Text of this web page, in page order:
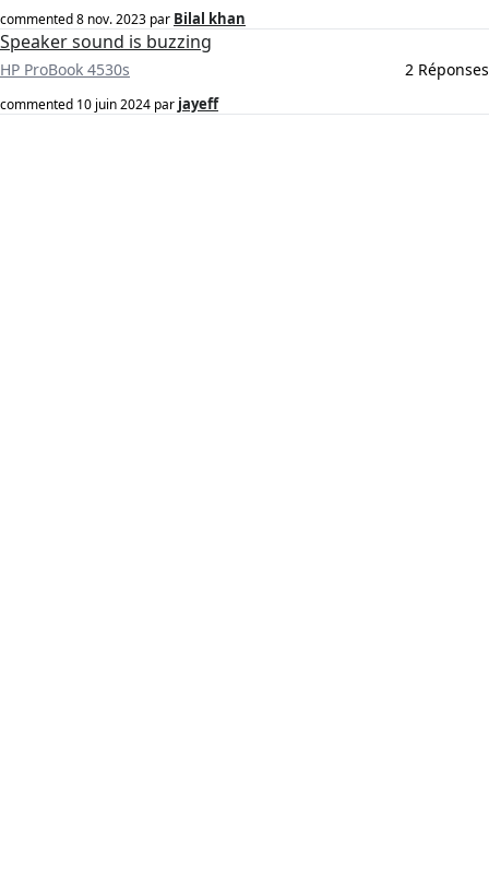
commented8 nov. 2023 par Bilal khan
Speaker sound is buzzing
HP ProBook 4530s 2 Réponses
commented 10 juin 2024 par jayeff